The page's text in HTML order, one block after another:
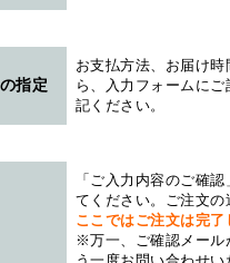
指定
お支払方法、お届け
ら、入力フォームに
記ください。
「ご入力内容のご確
てください。ご注文
ここではご注文は完
※万一、ご確認メール